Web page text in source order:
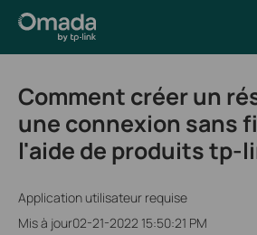
Comment créer un
une connexion sans
l'aide de produits tp-
Application utilisateur requise
Mis à jour02-21-2022 15:50:21 PM